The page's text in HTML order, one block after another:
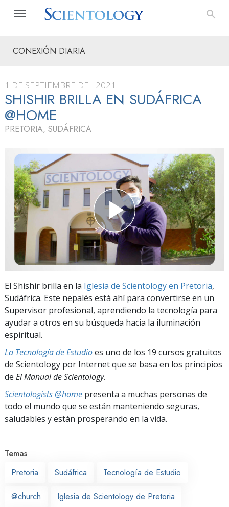
CONEXIÓN DIARIA
1 DE SEPTIEMBRE DEL 2021
SHISHIR BRILLA EN SUDÁFRICA
@HOME
PRETORIA, SUDÁFRICA
El Shishir brilla en la Iglesia de Scientology en Pretoria,
Sudáfrica. Este nepalés está ahí para convertirse en un
Supervisor profesional, aprendiendo la tecnología para
ayudar a otros en su búsqueda hacia la iluminación
espiritual.
La Tecnología de Estudioes uno de los 19 cursos gratuitos
de Scientology por Internet que se basa en los principios
de El Manual de Scientology.
Scientologists @home presenta a muchas personas de
todo el mundo que se están manteniendo seguras,
saludables y están prosperando en la vida.
Temas
Pretoria
Sudáfrica Tecnología de Estudio
@church Iglesia de Scientology de Pretoria